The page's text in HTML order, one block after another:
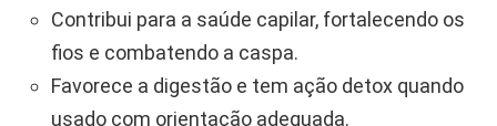
Contribui para a saúde capilar, fortalecendo os
fios e combatendo a caspa.
Favorece a digestão e tem ação detox quando
usado com orientação adequada.